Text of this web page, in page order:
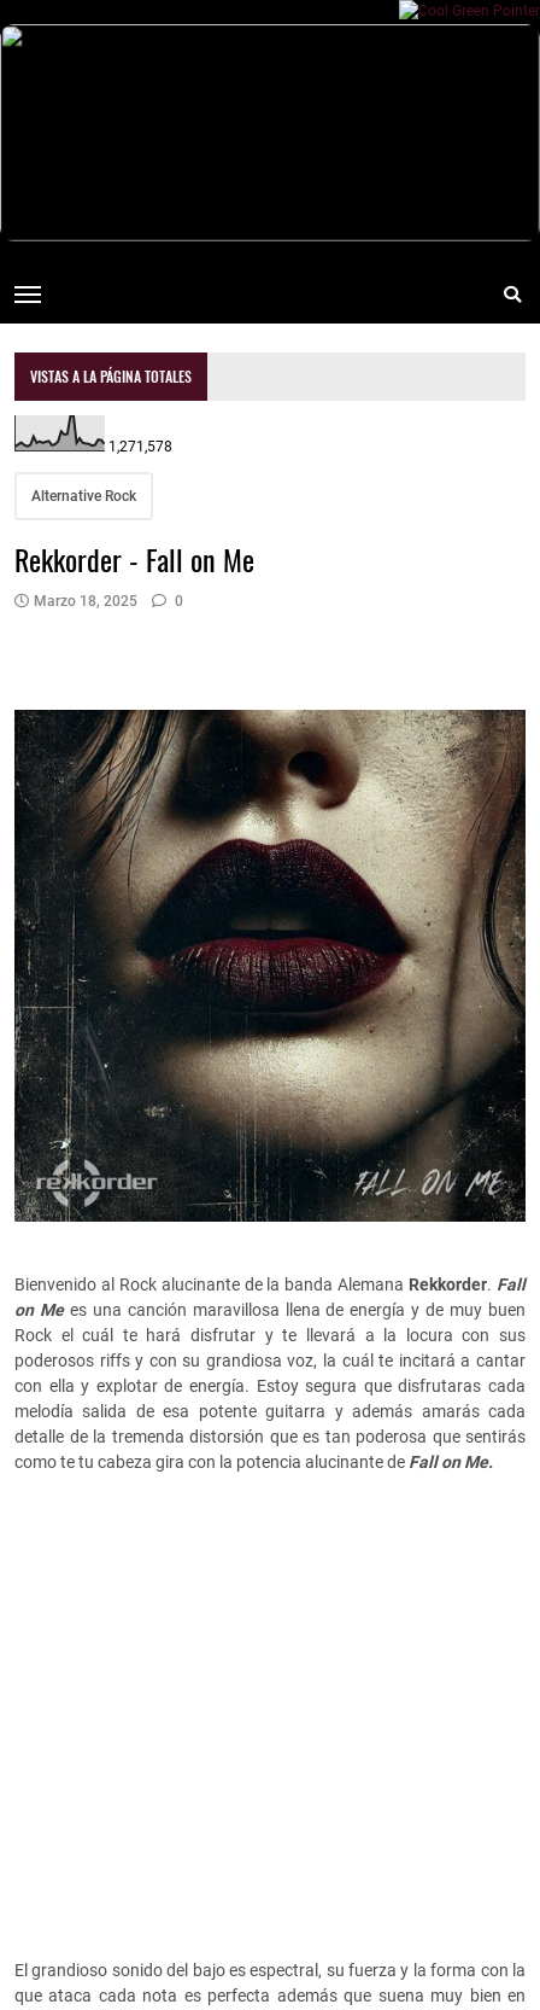
VISTAS A LA PÁGINA TOTALES
1,271,578
Alternative Rock
Rekkorder - Fall on Me
Marzo 18, 2025 0
Bienvenido al Rock alucinante de la banda Alemana Rekkorder. Fall
on Me es una canción maravillosa llena de energía y de muy buen
Rock el cuál te hará disfrutar y te llevará a la locura con sus
poderosos riffs y con su grandiosa voz, la cuál te incitará a cantar
con ella y explotar de energía. Estoy segura que disfrutaras cada
melodía salida de esa potente guitarra y además amarás cada
detalle de la tremenda distorsión que es tan poderosa que sentirás
como te tu cabeza gira con la potencia alucinante de Fall on Me.
El grandioso sonido del bajo es espectral, su fuerza y la forma con la
que ataca cada nota es perfecta además que suena muy bien en